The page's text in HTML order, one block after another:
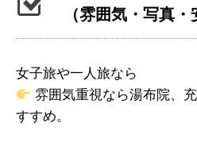
（雰囲気・写真・
女子旅や一人旅なら
雰囲気重視なら湯布院、
すすめ。